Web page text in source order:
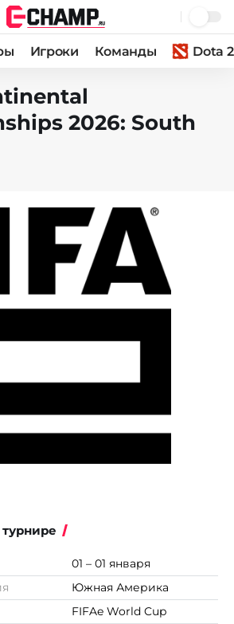
Игроки Команды Dota 2
2026: South
01 – 01 января
Южная Америка
FIFAe World Cup